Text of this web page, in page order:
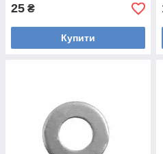
25 ₴
Купити